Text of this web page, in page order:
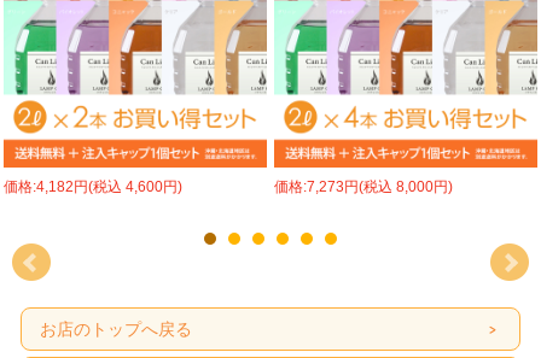
ただいています
■レストラン・ダイニング・バー・カフェなどの飲食店のインテリアオイルランプ
に
■キャンプ場などのアウトドア用 ランタンオイル燃料として
■全国の寺院・教会・斎場・メモリアルホールでの法灯として
ランプオイル専門メーカー直販サイトだからできる「こ
■ 高品質
高い上質パラフィン１００％」の原材料を使用しています。
・イヤな臭いやススがでない、快適にご利用頂けるランプ専用オイルです。
価格:4,182円(税込 4,600円) 価格:7,273円(税込 8,000円)
お店のトップへ戻る